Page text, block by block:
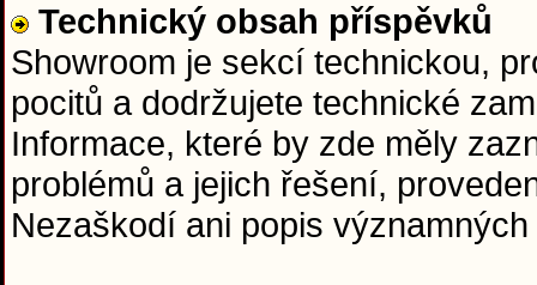
Technický obsah příspěvků
Showroom je sekcí technickou,
pocitů a dodržujete technické
Informace, které by zde měly
problémů a jejich řešení,
Nezaškodí ani popis